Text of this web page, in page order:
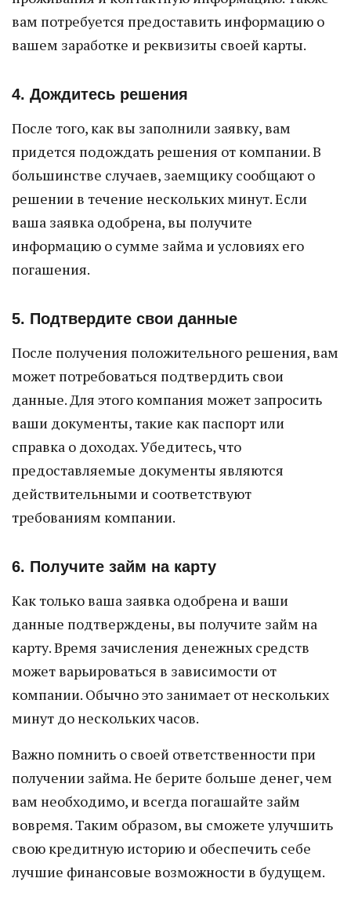
вам потребуется предоставить информацию о
вашем заработке и реквизиты своей карты.
4. Дождитесь решения
После того, как вы заполнили заявку, вам
придется подождать решения от компании. В
большинстве случаев, заемщику сообщают о
решении в течение нескольких минут. Если
ваша заявка одобрена, вы получите
информацию о сумме займа и условиях его
погашения.
5. Подтвердите свои данные
После получения положительного решения, вам
может потребоваться подтвердить свои
данные. Для этого компания может запросить
ваши документы, такие как паспорт или
справка о доходах. Убедитесь, что
предоставляемые документы являются
действительными и соответствуют
требованиям компании.
6. Получите займ на карту
Как только ваша заявка одобрена и ваши
данные подтверждены, вы получите займ на
карту. Время зачисления денежных средств
может варьироваться в зависимости от
компании. Обычно это занимает от нескольких
минут до нескольких часов.
Важно помнить о своей ответственности при
получении займа. Не берите больше денег, чем
вам необходимо, и всегда погашайте займ
вовремя. Таким образом, вы сможете улучшить
свою кредитную историю и обеспечить себе
лучшие финансовые возможности в будущем.